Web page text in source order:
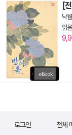
[
낙
읽
로그인 전체